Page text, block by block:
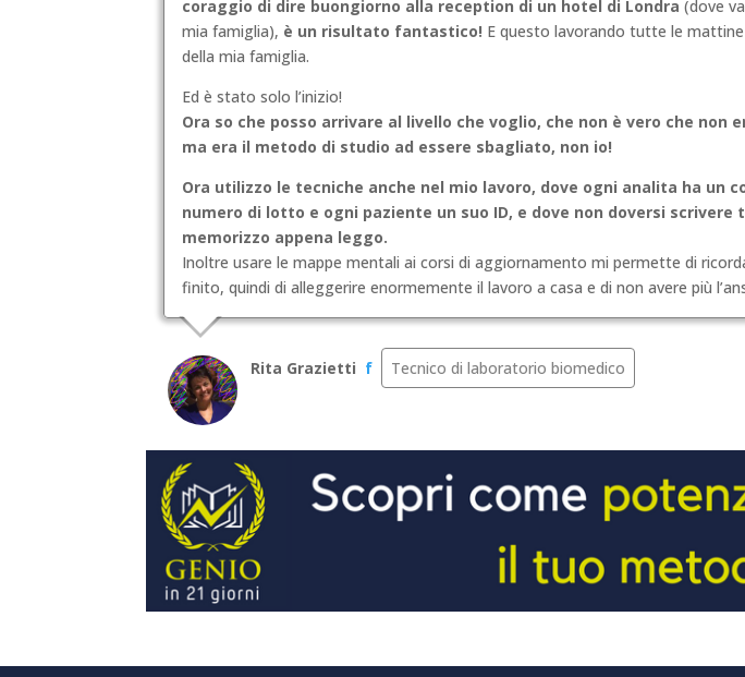
coraggio di dire buongiorno alla reception di un hotel di Londra (dove
mia famiglia), è un risultato fantastico! E questo lavorando tutte le
della mia famiglia.
Ed è stato solo l’inizio!
Ora so che posso arrivare al livello che voglio, che non è vero che non
ma era il metodo di studio ad essere sbagliato, non io!
Ora utilizzo le tecniche anche nel mio lavoro, dove ogni analita ha un
numero di lotto e ogni paziente un suo ID, e dove non doversi
memorizzo appena leggo.
Inoltre usare le mappe mentali ai corsi di aggiornamento mi permette di
finito, quindi di alleggerire enormemente il lavoro a casa e di non avere più
Rita Grazietti f Tecnico di laboratorio biomedico